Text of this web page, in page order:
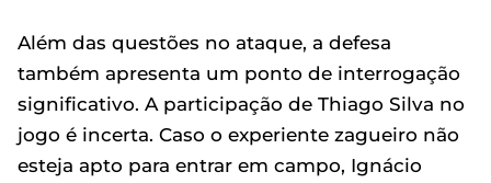
Além das questões no ataque, a defesa
também apresenta um ponto de interrogação
significativo. A participação de Thiago Silva no
jogo é incerta. Caso o experiente zagueiro não
esteja apto para entrar em campo, Ignácio